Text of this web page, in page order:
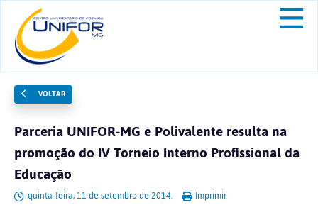
VOLTAR
Parceria UNIFOR-MG e Polivalente resulta na
promoção do IV Torneio Interno Profissional da
Educação
quinta-feira, 11 de setembro de 2014. Imprimir